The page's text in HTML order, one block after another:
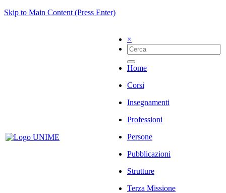
Skip to Main Content (Press Enter)
×
Home
Corsi
Insegnamenti
Professioni
Persone
Pubblicazioni
Strutture
Terza Missione